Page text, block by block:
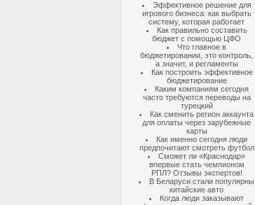
Эффективное решение для
игрового бизнеса: как выбрать
систему, которая работает
Как правильно составить
бюджет с помощью ЦФО
Что главное в
бюджетировании, это контроль,
а значит, и регламенты
Как построить эффективное
бюджетирование
Каким компаниям сегодня
часто требуются переводы на
турецкий
Как сменить регион аккаунта
для оплаты через зарубежные
карты
Как именно сегодня люди
предпочитают смотреть футбол
Сможет ли «Краснодар»
впервые стать чемпионом
РПЛ? Отзывы экспертов!
В Беларуси стали популярны
китайские авто
Когда люди заказывают